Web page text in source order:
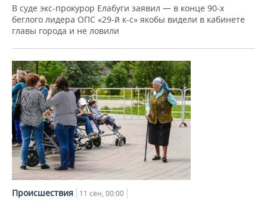
В суде экс-прокурор Елабуги заявил — в конце 90-х
беглого лидера ОПС «29-й к-с» якобы видели в кабинете
главы города и не ловили
Происшествия 11 сен, 00:00